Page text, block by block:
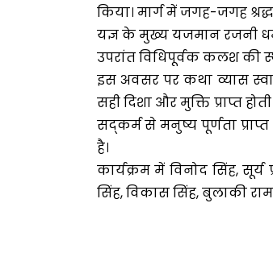
किया। मार्ग में जगह-जगह
यज्ञ के मुख्य यजमान रजनी
उपरांत विधिपूर्वक कलश की
इस अवसर पर कथा व्यास
सही दिशा और मुक्ति प्राप्त
सद्कर्म से मनुष्य पूर्णता
है।
कार्यक्रम में विनोद सिंह,
सिंह, विकास सिंह, बुलाकी राम